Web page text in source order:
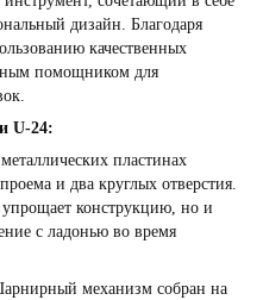
дизайн. Благодаря
качественных
помощником для
U-24:
пластинах
и два круглых отверстия.
конструкцию, но и
с ладонью во время
механизм собран на